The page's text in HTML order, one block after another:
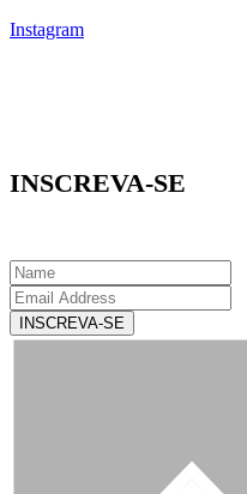
Instagram
INSCREVA-SE
INSCREVA-SE